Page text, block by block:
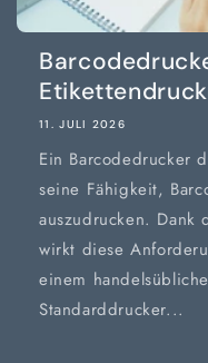
11. JULI 2026
Ein Barcodedrucker
seine Fähigkeit,
auszudrucken. Dank
wirkt diese
einem
Standarddrucker...